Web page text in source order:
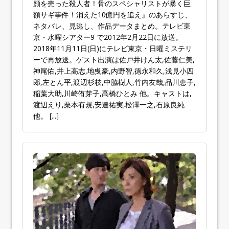
顔を売った殺人者！骨のスペシャリストが暴く巨
額サギ事件！消えた10億円を追え』のあらすじ、
ネタバレ、見逃し、作品データまとめ。テレビ東
京・水曜シアター9 で2012年2月22日に放送。
2018年11月11日(日)にテレビ東京・日曜ミステリ
ーで再放送。ゲスト出演は佐戸井けん太,佐藤仁美,
神尾佑,井上高志,地曵豪,内野智,徳永和久,浅見小四
郎,左とん平,渡辺杉枝,中脇樹人,竹内友哉,品川恵子,
稲葉大助,川崎侑芽子,高橋ひとみ 他。キャストは,
渡辺えり,栗本有規,安達祐実,松澤一之,石原良純
他。 [...]